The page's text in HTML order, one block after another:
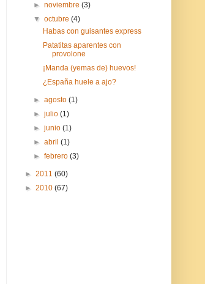
►noviembre(3)
▼octubre(4)
Habas con guisantes express
Patatitas aparentes con
provolone
¡Manda (yemas de) huevos!
¿España huele a ajo?
►agosto(1)
►julio(1)
►junio(1)
►abril(1)
►febrero(3)
► 2011 (60)
► 2010 (67)